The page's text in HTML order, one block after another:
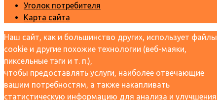
Уголок потребителя
Карта сайта
Наш сайт, как и большинство других, использует файлы
cookie и другие похожие технологии (веб-маяки,
пиксельные тэги и т. п.),
чтобы предоставлять услуги, наиболее отвечающие
вашим потребностям, а также накапливать
статистическую информацию для анализа и улучшения